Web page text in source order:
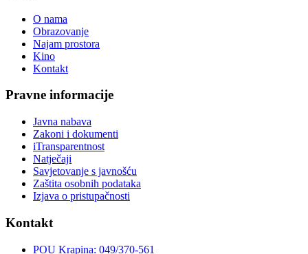
O nama
Obrazovanje
Najam prostora
Kino
Kontakt
Pravne informacije
Javna nabava
Zakoni i dokumenti
iTransparentnost
Natječaji
Savjetovanje s javnošću
Zaštita osobnih podataka
Izjava o pristupačnosti
Kontakt
POU Krapina: 049/370-561